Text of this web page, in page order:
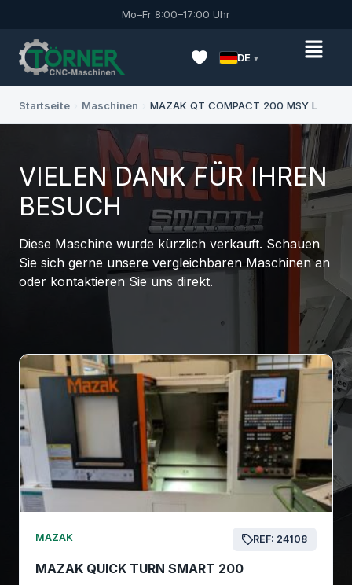
Mo–Fr 8:00–17:00 Uhr
DE
Startseite Maschinen MAZAK QT COMPACT 200 MSY L
VIELEN DANK FÜR IHREN
BESUCH
Diese Maschine wurde kürzlich verkauft. Schauen
Sie sich gerne unsere vergleichbaren Maschinen an
oder kontaktieren Sie uns direkt.
MAZAK REF: 24108
MAZAK QUICK TURN SMART 200